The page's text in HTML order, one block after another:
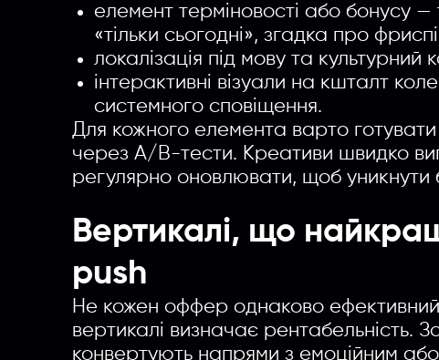
елемент терміновості або бонусу
«тільки сьогодні», згадка про
локалізація під мову та культурний
інтерактивні візуали на кшталт
системного сповіщення.
Для кожного елемента варто готувати
через A/B-тести. Креативи швидко
регулярно оновлювати, щоб уникнути
Вертикалі, що
push
Не кожен оффер однаково
вертикалі визначає
конвертують напрями з емоційним